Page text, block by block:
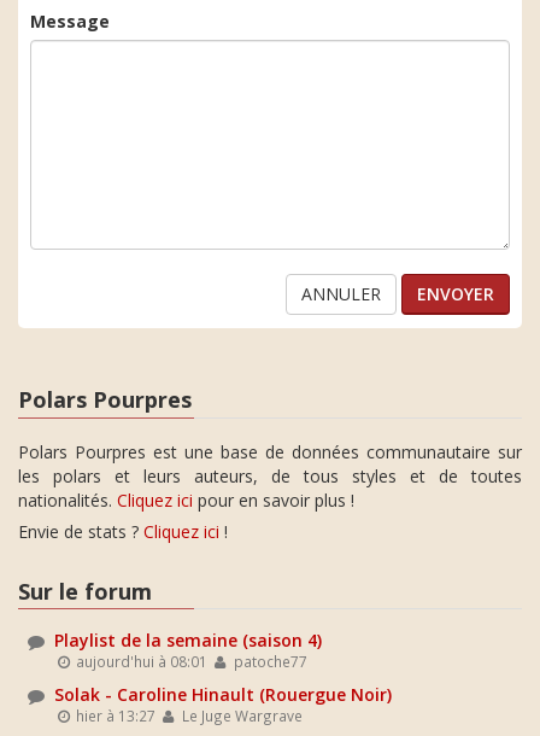
Message
ANNULER
Polars Pourpres
Polars Pourpres est une base de données communautaire sur
les polars et leurs auteurs, de tous styles et de toutes
nationalités. Cliquez ici pour en savoir plus !
Envie de stats ? Cliquez ici !
Sur le forum
Playlist de la semaine (saison 4)
aujourd'hui à 08:01 patoche77
Solak - Caroline Hinault (Rouergue Noir)
hier à 13:27 Le Juge Wargrave